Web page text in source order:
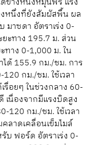
หนึ่งที่ยังสัมผัสพื้น ผล
มาซดา อัตราเร่ง 0-
ยะทาง 195.7 ม. ส่วน
ทาง 0-1,000 ม. ใน
ได้ 155.9 กม./ชม. การ
กม./ชม. ใช้เวลา
รื่อยๆ ในช่วงกลาง 60-
เนื่องจากมีแรงบิดสูง
120 กม./ชม. ใช้เวลา
ลาดเคลื่อนเข็มไมล์
บ ฟอร์ด อัตราเร่ง 0-